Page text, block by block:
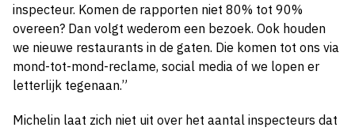
inspecteur. Komen de rapporten niet 80% tot 90%
overeen? Dan volgt wederom een bezoek. Ook houden
we nieuwe restaurants in de gaten. Die komen tot ons via
mond-tot-mond-reclame, social media of we lopen er
letterlijk tegenaan.”
Michelin laat zich niet uit over het aantal inspecteurs dat